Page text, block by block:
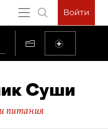
Войти
Суши
питания